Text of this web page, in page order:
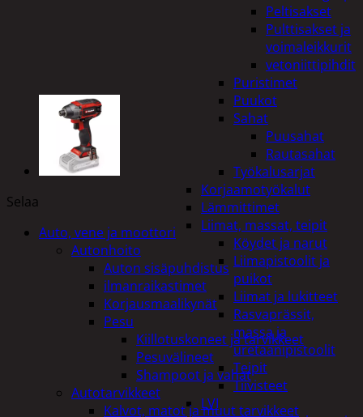
Peltisakset
Pulttisakset ja
voimaleikkurit
vetoniittipihdit
Puristimet
Puukot
Sahat
Puusahat
Rautasahat
Työkalusarjat
Korjaamotyökalut
Lämmittimet
Liimat, massat, teipit
Köydet ja narut
Liimapistoolit ja
puikot
Liimat ja lukitteet
Rasvaprässit,
massa ja
uretaanipistoolit
Teipit
Tiivisteet
LVI
Selaa
Auto, vene ja moottori
Autonhoito
Auton sisäpuhdistus
ilmanraikastimet
Korjausmaalikynät
Pesu
Kiillotuskoneet ja tarvikkeet
Pesuvälineet
Shampoot ja vahat
Autotarvikkeet
Kalvot, matot ja muut tarvikkeet